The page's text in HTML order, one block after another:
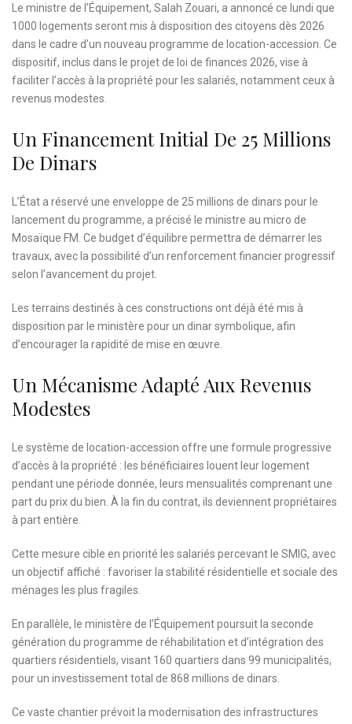
Le ministre de l’Équipement, Salah Zouari, a annoncé ce lundi que
1000 logements seront mis à disposition des citoyens dès 2026
dans le cadre d’un nouveau programme de location-accession. Ce
dispositif, inclus dans le projet de loi de finances 2026, vise à
faciliter l’accès à la propriété pour les salariés, notamment ceux à
revenus modestes.
Un Financement Initial De 25 Millions
De Dinars
L’État a réservé une enveloppe de 25 millions de dinars pour le
lancement du programme, a précisé le ministre au micro de
Mosaïque FM. Ce budget d’équilibre permettra de démarrer les
travaux, avec la possibilité d’un renforcement financier progressif
selon l’avancement du projet.
Les terrains destinés à ces constructions ont déjà été mis à
disposition par le ministère pour un dinar symbolique, afin
d’encourager la rapidité de mise en œuvre.
Un Mécanisme Adapté Aux Revenus
Modestes
Le système de location-accession offre une formule progressive
d’accès à la propriété : les bénéficiaires louent leur logement
pendant une période donnée, leurs mensualités comprenant une
part du prix du bien. À la fin du contrat, ils deviennent propriétaires
à part entière.
Cette mesure cible en priorité les salariés percevant le SMIG, avec
un objectif affiché : favoriser la stabilité résidentielle et sociale des
ménages les plus fragiles.
En parallèle, le ministère de l’Équipement poursuit la seconde
génération du programme de réhabilitation et d’intégration des
quartiers résidentiels, visant 160 quartiers dans 99 municipalités,
pour un investissement total de 868 millions de dinars.
Ce vaste chantier prévoit la modernisation des infrastructures